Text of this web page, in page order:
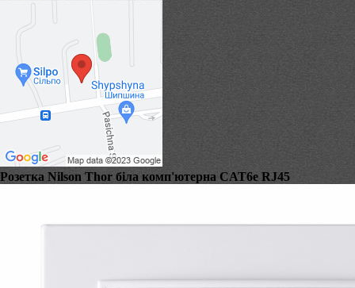
Розетка Nilson Thor біла комп'ютерна CAT6e RJ45